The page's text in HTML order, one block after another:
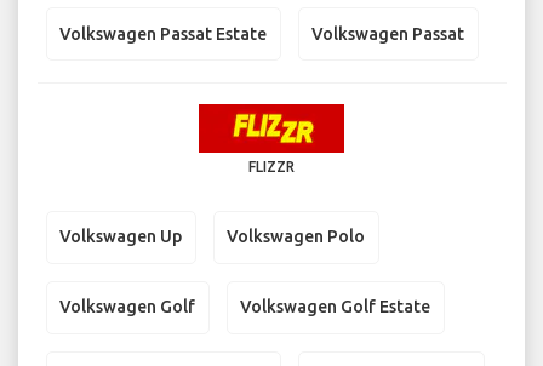
Volkswagen Passat Estate Volkswagen Passat
FLIZZR
Volkswagen Up Volkswagen Polo
Volkswagen Golf Volkswagen Golf Estate